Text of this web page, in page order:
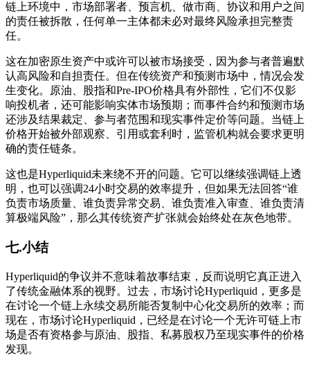
链上环境中，市场部署者、预言机、做市商、协议和用户之间
的责任被拆散，任何单一主体都未必对最终风险承担完整责
任。
这在加密原生资产中或许可以被市场接受，因为参与者普遍默
认高风险和自担责任。但在传统资产和预测市场中，情况会发
生变化。原油、股指和Pre-IPO价格具有外部性，它们不仅影
响投机者，还可能影响实体市场预期；而事件合约和预测市场
还涉及结果裁定、参与者范围和现实事件定价等问题。当链上
价格开始被外部观察、引用或套利时，监管机构就会要求更明
确的责任链条。
这也是Hyperliquid未来绕不开的问题。它可以继续强调链上透
明，也可以强调24小时交易的效率提升，但如果无法回答“谁
负责市场质量、谁负责异常交易、谁负责准入审查、谁负责清
算极端风险”，那么其传统资产扩张就会始终处在灰色地带。
七.小结
Hyperliquid的争议并不意味着故事结束，反而说明它真正进入
了传统金融体系的视野。过去，市场讨论Hyperliquid，更多是
在讨论一个链上永续交易所能否复制中心化交易所的效率；而
现在，市场讨论Hyperliquid，已经是在讨论一个无许可链上市
场是否有资格参与原油、股指、私募股权乃至现实事件的价格
发现。